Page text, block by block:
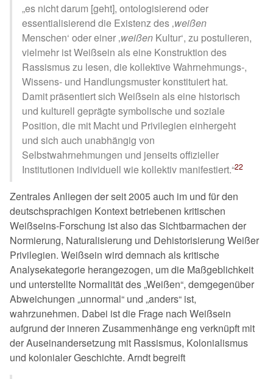
es nicht darum [geht], ontologisierend oder
essentialisierend die Existenz des weißen
Menschen oder einer weißen Kultur , zu postulieren,
vielmehr ist Weißsein als eine Konstruktion des
Rassismus zu lesen, die kollektive Wahrnehmungs-,
Wissens- und Handlungsmuster konstituiert hat.
Damit präsentiert sich Weißsein als eine historisch
und kulturell geprägte symbolische und soziale
Position, die mit Macht und Privilegien einhergeht
und sich auch unabhängig von
Selbstwahrnehmungen und jenseits offizieller
Institutionen individuell wie kollektiv manifestiert. 22
Zentrales Anliegen der seit 2005 auch im und für den
deutschsprachigen Kontext betriebenen kritischen
Weißseins-Forschung ist also das Sichtbarmachen der
Normierung, Naturalisierung und Dehistorisierung Weißer
Privilegien. Weißsein wird demnach als kritische
Analysekategorie herangezogen, um die Maßgeblichkeit
und unterstellte Normalität des Weißen , demgegenüber
Abweichungen unnormal und anders ist,
wahrzunehmen. Dabei ist die Frage nach Weißsein
aufgrund der inneren Zusammenhänge eng verknüpft mit
der Auseinandersetzung mit Rassismus, Kolonialismus
und kolonialer Geschichte. Arndt begreift